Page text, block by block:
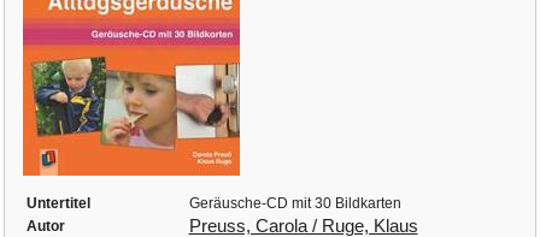
Untertitel
Geräusche-CD mit 30 Bildkarten
Autor
Preuss, Carola / Ruge, Klaus